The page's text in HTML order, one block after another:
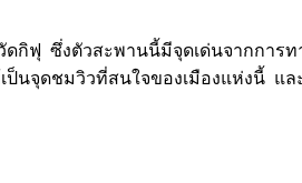
ดกิฟุ ซึ่งตัวสะพานนี้มีจุดเด่นจากกา
นจุดชมวิวที่สนใจของเมืองแห่งนี้ แ